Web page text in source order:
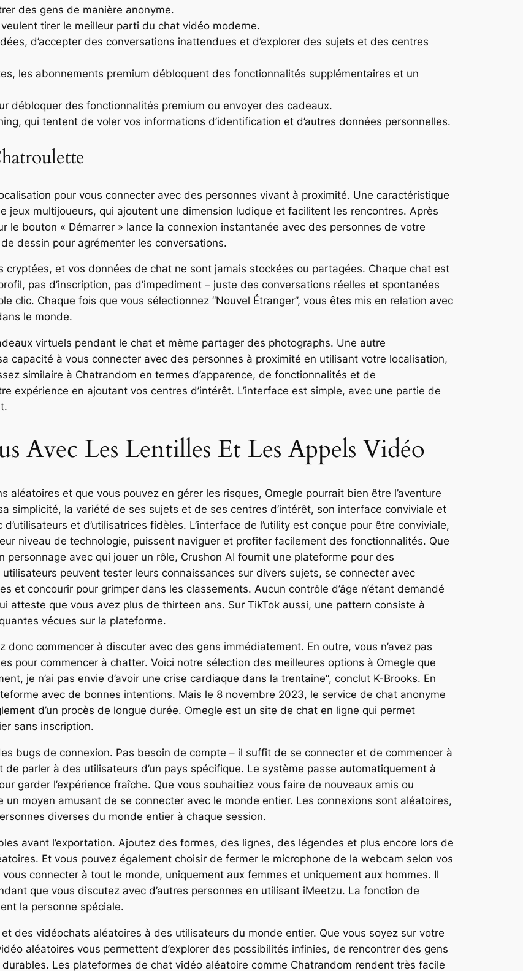
des gens de manière anonyme.
tirer le meilleur parti du chat vidéo moderne.
d’accepter des conversations inattendues et d’explorer des sujets et des centres
les abonnements premium débloquent des fonctionnalités supplémentaires et un
débloquer des fonctionnalités premium ou envoyer des cadeaux.
qui tentent de voler vos informations d’identification et d’autres données personnelles.
pour vous connecter avec des personnes vivant à proximité. Une caractéristique
jeux multijoueurs, qui ajoutent une dimension ludique et facilitent les rencontres. Après
le bouton « Démarrer » lance la connexion instantanée avec des personnes de votre
dessin pour agrémenter les conversations.
cryptées, et vos données de chat ne sont jamais stockées ou partagées. Chaque chat est
pas d’inscription, pas d’impediment – juste des conversations réelles et spontanées
clic. Chaque fois que vous sélectionnez “Nouvel Étranger”, vous êtes mis en relation avec
le monde.
virtuels pendant le chat et même partager des photographs. Une autre
capacité à vous connecter avec des personnes à proximité en utilisant votre localisation,
similaire à Chatrandom en termes d’apparence, de fonctionnalités et de
expérience en ajoutant vos centres d’intérêt. L’interface est simple, avec une partie de
Avec Les Lentilles Et Les Appels Vidéo
aléatoires et que vous pouvez en gérer les risques, Omegle pourrait bien être l’aventure
simplicité, la variété de ses sujets et de ses centres d’intérêt, son interface conviviale et
et d’utilisatrices fidèles. L’interface de l’utility est conçue pour être conviviale,
niveau de technologie, puissent naviguer et profiter facilement des fonctionnalités. Que
avec qui jouer un rôle, Crushon AI fournit une plateforme pour des
peuvent tester leurs connaissances sur divers sujets, se connecter avec
et concourir pour grimper dans les classements. Aucun contrôle d’âge n’étant demandé
atteste que vous avez plus de thirteen ans. Sur TikTok aussi, une pattern consiste à
vécues sur la plateforme.
donc commencer à discuter avec des gens immédiatement. En outre, vous n’avez pas
pour commencer à chatter. Voici notre sélection des meilleures options à Omegle que
je n’ai pas envie d’avoir une crise cardiaque dans la trentaine“, conclut K-Brooks. En
avec de bonnes intentions. Mais le 8 novembre 2023, le service de chat anonyme
d’un procès de longue durée. Omegle est un site de chat en ligne qui permet
sans inscription.
bugs de connexion. Pas besoin de compte – il suffit de se connecter et de commencer à
parler à des utilisateurs d’un pays spécifique. Le système passe automatiquement à
garder l’expérience fraîche. Que vous souhaitiez vous faire de nouveaux amis ou
moyen amusant de se connecter avec le monde entier. Les connexions sont aléatoires,
diverses du monde entier à chaque session.
avant l’exportation. Ajoutez des formes, des lignes, des légendes et plus encore lors de
Et vous pouvez également choisir de fermer le microphone de la webcam selon vos
connecter à tout le monde, uniquement aux femmes et uniquement aux hommes. Il
que vous discutez avec d’autres personnes en utilisant iMeetzu. La fonction de
la personne spéciale.
des vidéochats aléatoires à des utilisateurs du monde entier. Que vous soyez sur votre
aléatoires vous permettent d’explorer des possibilités infinies, de rencontrer des gens
Les plateformes de chat vidéo aléatoire comme Chatrandom rendent très facile